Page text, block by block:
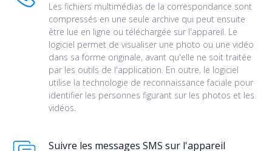
Les fichiers multimédias de la correspondance sont
compressés en une seule archive qui peut ensuite
être lue en ligne ou téléchargée sur l'appareil. Le
logiciel permet de visualiser une photo ou une vidéo
dans sa forme originale, avant qu'elle ne soit traitée
par les outils de l'application. En outre, le logiciel
utilise la technologie de reconnaissance faciale pour
identifier les personnes figurant sur les photos et les
vidéos.
Suivre les messages SMS sur l'appareil